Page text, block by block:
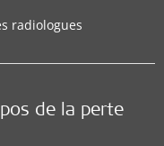
radiologues
de la perte